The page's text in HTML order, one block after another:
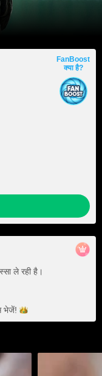
FanBoost
क्या है?
ले रही है।
भेजें!